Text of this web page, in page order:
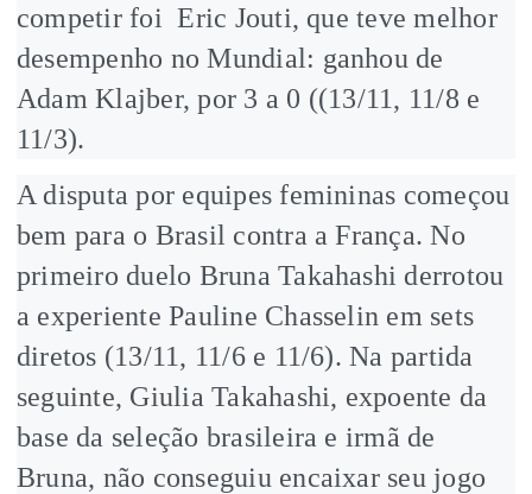
competir foi Eric Jouti, que teve melhor
desempenho no Mundial: ganhou de
Adam Klajber, por 3 a 0 ((13/11, 11/8 e
11/3).
A disputa por equipes femininas começou
bem para o Brasil contra a França. No
primeiro duelo Bruna Takahashi derrotou
a experiente Pauline Chasselin em sets
diretos (13/11, 11/6 e 11/6). Na partida
seguinte, Giulia Takahashi, expoente da
base da seleção brasileira e irmã de
Bruna, não conseguiu encaixar seu jogo